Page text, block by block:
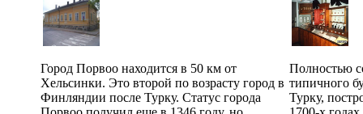
Город Порвоо находится в 50 км от
Хельсинки. Это второй по возрасту город в
Финляндии после Турку. Статус города
Полностью
типичного
Турку,